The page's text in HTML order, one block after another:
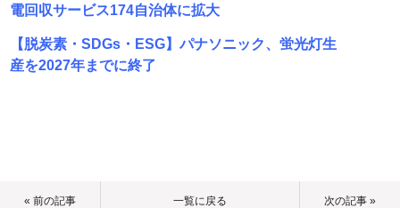
電回収サービス174自治体に拡大
【脱炭素・SDGs・ESG】パナソニック、蛍光灯生
産を2027年までに終了
« 前の記事 一覧に戻る 次の記事 »